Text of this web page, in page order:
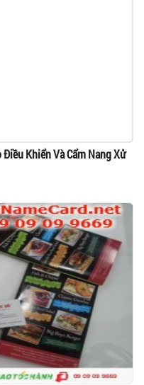
Khiển Và Cẩm Nang Xử